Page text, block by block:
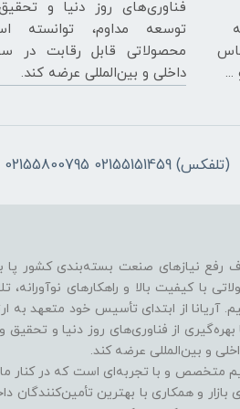
...
فناوری‌های روز دنیا و
توسعه مداوم، توانسته
محصولاتی قابل رقابت در
داخلی و بین‌المللی عرضه کند.
(تلفکس) 02155151459 02155800795 - 09218163683
در سال 1381 با هدف رفع نیازهای صنعت
با کیفیت بالا و راهکارهای
آریانا از ابتدای تأسیس خود متعهد به
بهره‌گیری از فناوری‌های روز دنیا و
و بین‌المللی عرضه کند.
متخصص و با تجربه‌ای است که در کنار
بازار و همکاری با بهترین تأمین‌کنندگان